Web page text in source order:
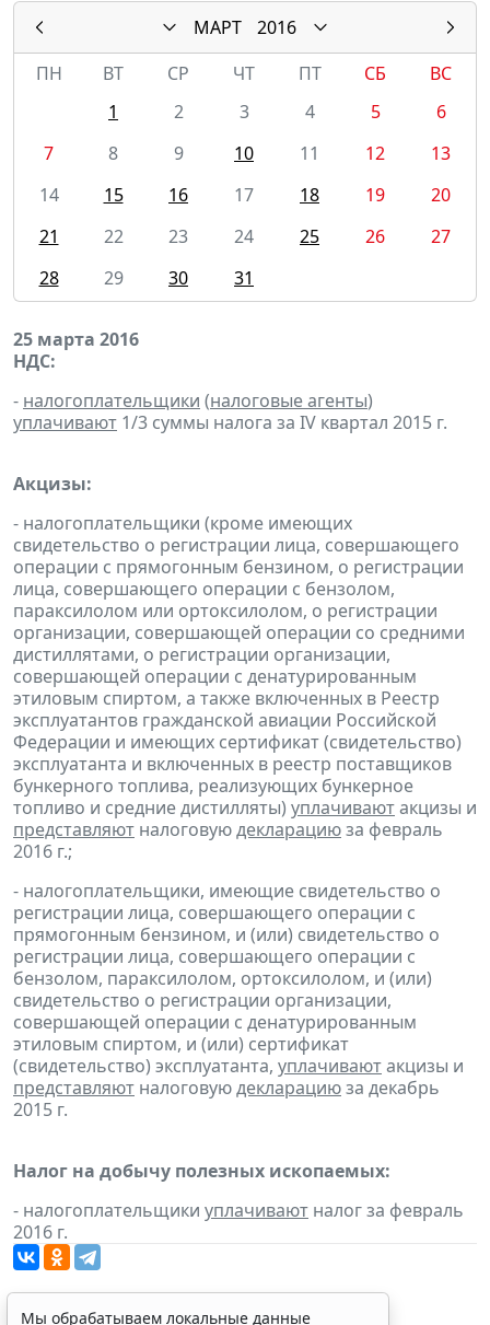
МАРТ
2016
ПН
ВТ СР ЧТ ПТ СБ
ВС
1
2 3 4 5
6
7
8 9 10 11 12
13
14
15 16 17 18 19
20
21
22 23 24 25 26
27
28
29 30 31
25 марта 2016
НДС:
- налогоплательщики (налоговые агенты)
уплачивают 1/3 суммы налога за IV квартал 2015 г.
Акцизы:
- налогоплательщики (кроме имеющих
свидетельство о регистрации лица, совершающего
операции с прямогонным бензином, о регистрации
лица, совершающего операции с бензолом,
параксилолом или ортоксилолом, о регистрации
организации, совершающей операции со средними
дистиллятами, о регистрации организации,
совершающей операции с денатурированным
этиловым спиртом, а также включенных в Реестр
эксплуатантов гражданской авиации Российской
Федерации и имеющих сертификат (свидетельство)
эксплуатанта и включенных в реестр поставщиков
бункерного топлива, реализующих бункерное
топливо и средние дистилляты) уплачиваютакцизы и
представляют налоговуюдекларациюза февраль
2016 г.;
- налогоплательщики, имеющие свидетельство о
регистрации лица, совершающего операции с
прямогонным бензином, и (или) свидетельство о
регистрации лица, совершающего операции с
бензолом, параксилолом, ортоксилолом, и (или)
свидетельство о регистрации организации,
совершающей операции с денатурированным
этиловым спиртом, и (или) сертификат
(свидетельство) эксплуатанта, уплачиваютакцизы и
представляют налоговуюдекларациюза декабрь
2015 г.
Налог на добычу полезных ископаемых:
- налогоплательщики уплачивают налог за февраль
2016 г.
Мы обрабатываем локальные данные